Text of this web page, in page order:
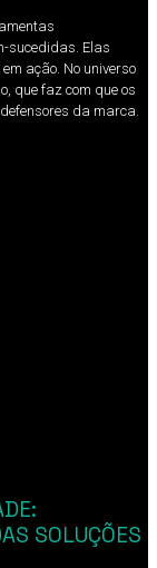
sucedidas. Elas
ação. No universo
que faz com que os
da marca.
SOLUÇÕES